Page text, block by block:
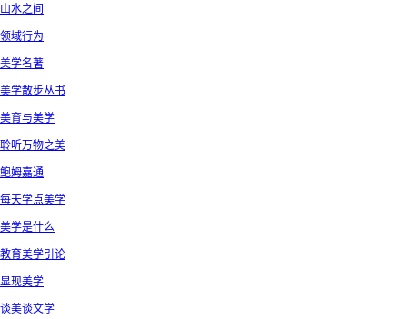
山水之间
领域行为
美学名著
美学散步丛书
美育与美学
聆听万物之美
鲍姆嘉通
每天学点美学
美学是什么
教育美学引论
显现美学
谈美谈文学